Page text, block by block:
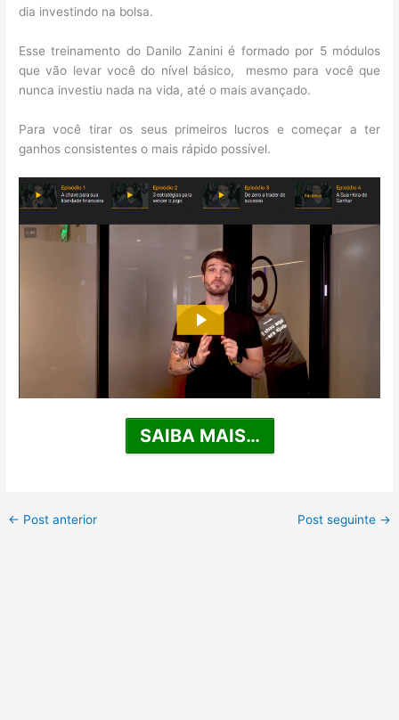
dia investindo na bolsa.
Esse treinamento do Danilo Zanini é formado por 5 módulos
que vão levar você do nível básico, mesmo para você que
nunca investiu nada na vida, até o mais avançado.
Para você tirar os seus primeiros lucros e começar a ter
ganhos consistentes o mais rápido possível.
SAIBA MAIS…
← Post anterior Post seguinte →